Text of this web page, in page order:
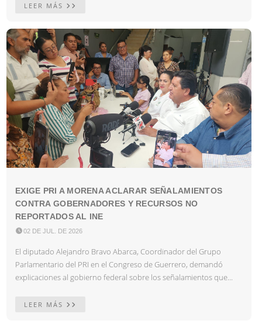
LEER MÁS
EXIGE PRI A MORENA ACLARAR SEÑALAMIENTOS
CONTRA GOBERNADORES Y RECURSOS NO
REPORTADOS AL INE
02 DE JUL. DE 2026
El diputado Alejandro Bravo Abarca, Coordinador del Grupo
Parlamentario del PRI en el Congreso de Guerrero, demandó
explicaciones al gobierno federal sobre los señalamientos que...
LEER MÁS